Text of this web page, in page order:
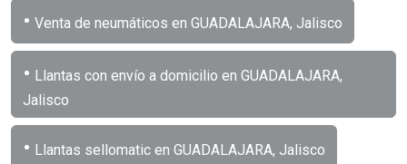
• Venta de neumáticos en GUADALAJARA, Jalisco
• Llantas con envío a domicilio en GUADALAJARA,
Jalisco
• Llantas sellomatic en GUADALAJARA, Jalisco